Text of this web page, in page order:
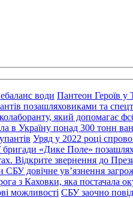
води Пантеон Героїв у
позашляховиками та
який допомагає
в Україну понад 300 тонн
Уряд у 2022 році
«Дике Поле»
Відкрите звернення до
СБУ довічне ув’язнення
з Каховки, яка постачала
можливості СБУ заочно